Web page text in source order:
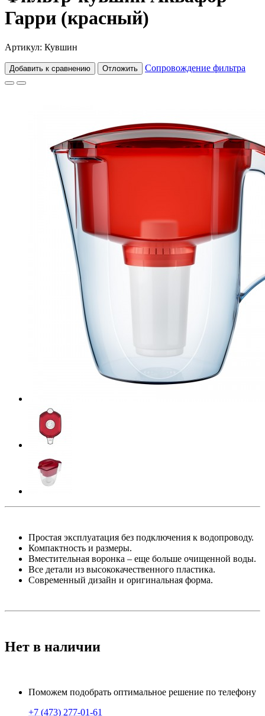
Гарри (красный)
Артикул: Кувшин
Добавить к сравнению Отложить Сопровождение фильтра
Простая эксплуатация без подключения к водопроводу.
Компактность и размеры.
Вместительная воронка – еще больше очищенной воды.
Все детали из высококачественного пластика.
Современный дизайн и оригинальная форма.
Нет в наличии
Поможем подобрать оптимальное решение по телефону
+7 (473) 277-01-61